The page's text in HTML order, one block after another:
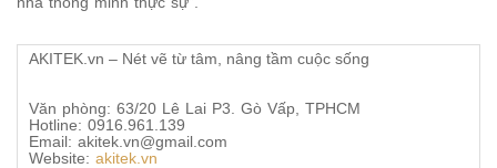
AKITEK.vn – Nét vẽ từ tâm, nâng tầm cuộc sống
Văn phòng: 63/20 Lê Lai P3. Gò Vấp, TPHCM
Hotline: 0916.961.139
Email: akitek.vn@gmail.com
Website: akitek.vn